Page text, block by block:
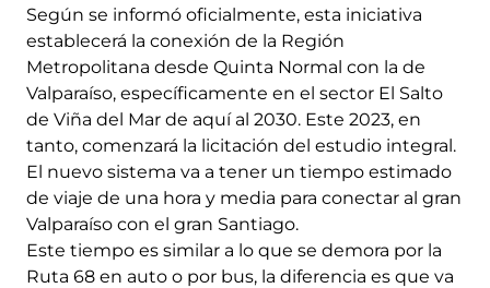
Según se informó oficialmente, esta iniciativa
establecerá la conexión de la Región
Metropolitana desde Quinta Normal con la de
Valparaíso, específicamente en el sector El Salto
de Viña del Mar de aquí al 2030. Este 2023, en
tanto, comenzará la licitación del estudio integral.
El nuevo sistema va a tener un tiempo estimado
de viaje de una hora y media para conectar al gran
Valparaíso con el gran Santiago.
Este tiempo es similar a lo que se demora por la
Ruta 68 en auto o por bus, la diferencia es que va